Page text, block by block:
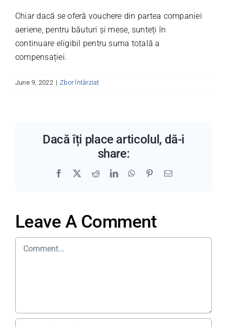
Blog
Chiar dacă se oferă vouchere din partea companiei
aeriene, pentru băuturi și mese, sunteți în
continuare eligibil pentru suma totală a
compensației.
June 9, 2022 | Zbor întârziat
Dacă îți place articolul, dă-i
share:
Facebook RedditLinkedInWhatsApp
PinterestEmail
Leave A Comment
Comment